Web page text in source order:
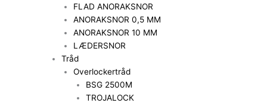
FLAD ANORAKSNOR
ANORAKSNOR 0,5 MM
ANORAKSNOR 10 MM
LÆDERSNOR
Tråd
Overlockertråd
BSG 2500M
TROJALOCK